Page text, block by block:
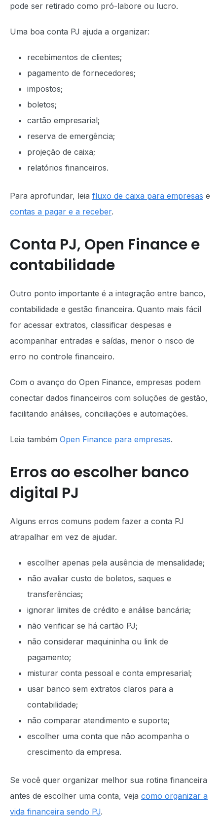
pode ser retirado como pró-labore ou lucro.
Uma boa conta PJ ajuda a organizar:
recebimentos de clientes;
pagamento de fornecedores;
impostos;
boletos;
cartão empresarial;
reserva de emergência;
projeção de caixa;
relatórios financeiros.
Para aprofundar, leia fluxo de caixa para empresas e
contas a pagar e a receber.
Conta PJ, Open Finance e
contabilidade
Outro ponto importante é a integração entre banco,
contabilidade e gestão financeira. Quanto mais fácil
for acessar extratos, classificar despesas e
acompanhar entradas e saídas, menor o risco de
erro no controle financeiro.
Com o avanço do Open Finance, empresas podem
conectar dados financeiros com soluções de gestão,
facilitando análises, conciliações e automações.
Leia também Open Finance para empresas.
Erros ao escolher banco
digital PJ
Alguns erros comuns podem fazer a conta PJ
atrapalhar em vez de ajudar.
escolher apenas pela ausência de mensalidade;
não avaliar custo de boletos, saques e
transferências;
ignorar limites de crédito e análise bancária;
não verificar se há cartão PJ;
não considerar maquininha ou link de
pagamento;
misturar conta pessoal e conta empresarial;
usar banco sem extratos claros para a
contabilidade;
não comparar atendimento e suporte;
escolher uma conta que não acompanha o
crescimento da empresa.
Se você quer organizar melhor sua rotina financeira
antes de escolher uma conta, veja como organizar a
vida financeira sendo PJ.